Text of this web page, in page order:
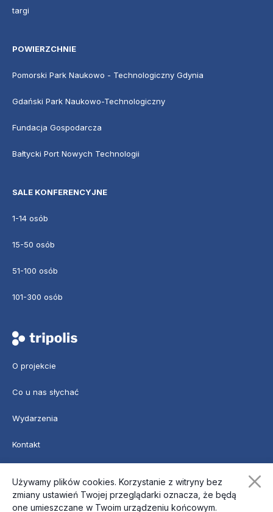
targi
POWIERZCHNIE
Pomorski Park Naukowo - Technologiczny Gdynia
Gdański Park Naukowo-Technologiczny
Fundacja Gospodarcza
Bałtycki Port Nowych Technologii
SALE KONFERENCYJNE
1-14 osób
15-50 osób
51-100 osób
101-300 osób
O projekcie
Co u nas słychać
Wydarzenia
Kontakt
Używamy plików cookies. Korzystanie z witryny bez
zmiany ustawień Twojej przeglądarki oznacza, że będą
one umieszczane w Twoim urządzeniu końcowym.